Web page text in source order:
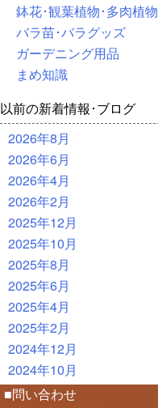
鉢花･観葉植物･多肉植物
バラ苗･バラグッズ
ガーデニング用品
まめ知識
以前の新着情報･ブログ
2026年8月
2026年6月
2026年4月
2026年2月
2025年12月
2025年10月
2025年8月
2025年6月
2025年4月
2025年2月
2024年12月
2024年10月
■問い合わせ